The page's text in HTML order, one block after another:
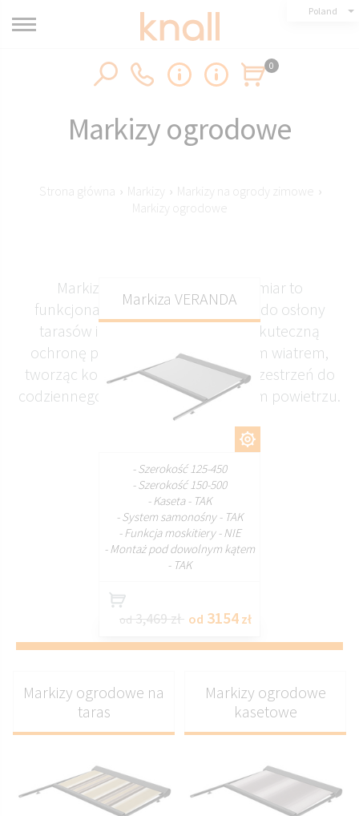
Poland
0
Markizy ogrodowe
Strona główna › Markizy › Markizy na ogrody zimowe
›
Markizy ogrodowe
Markizy ogrodowe Knall na wymiar to
funkcjonalne i solidne rozwiązanie do osłony
tarasów i balkonów. Zapewniają skuteczną
ochronę przed słońcem oraz lekkim wiatrem,
tworząc komfortową i zacienioną przestrzeń do
codziennego wypoczynku na świeżym powietrzu.
Markiza VERANDA
- Szerokość 125-450
- Szerokość 150-500
- Kaseta - TAK
- System samonośny - TAK
- Funkcja moskitiery - NIE
- Montaż pod dowolnym kątem
- TAK
od3,469 zł od 3154 zł
Markizy ogrodowe na
taras
Markizy ogrodowe
kasetowe